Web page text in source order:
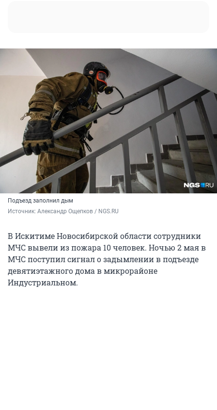
Подъезд заполнил дым
Источник: Александр Ощепков / NGS.RU
В Искитиме Новосибирской области сотрудники
МЧС вывели из пожара 10 человек. Ночью 2 мая в
МЧС поступил сигнал о задымлении в подъезде
девятиэтажного дома в микрорайоне
Индустриальном.